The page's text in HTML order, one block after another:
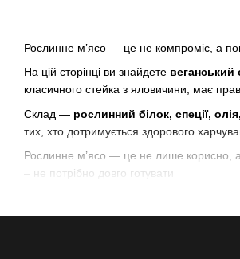
Рослинне м’ясо — це не компроміс, а
На цій сторінці ви знайдете веганський
класичного стейка з яловичини, має
Склад — рослинний білок, спеції,
тих, хто дотримується здорового
Рослинне м’ясо — це не лише корисно,
– не потрібно довго готувати
Це ідеальна основа для обіду, гриля,